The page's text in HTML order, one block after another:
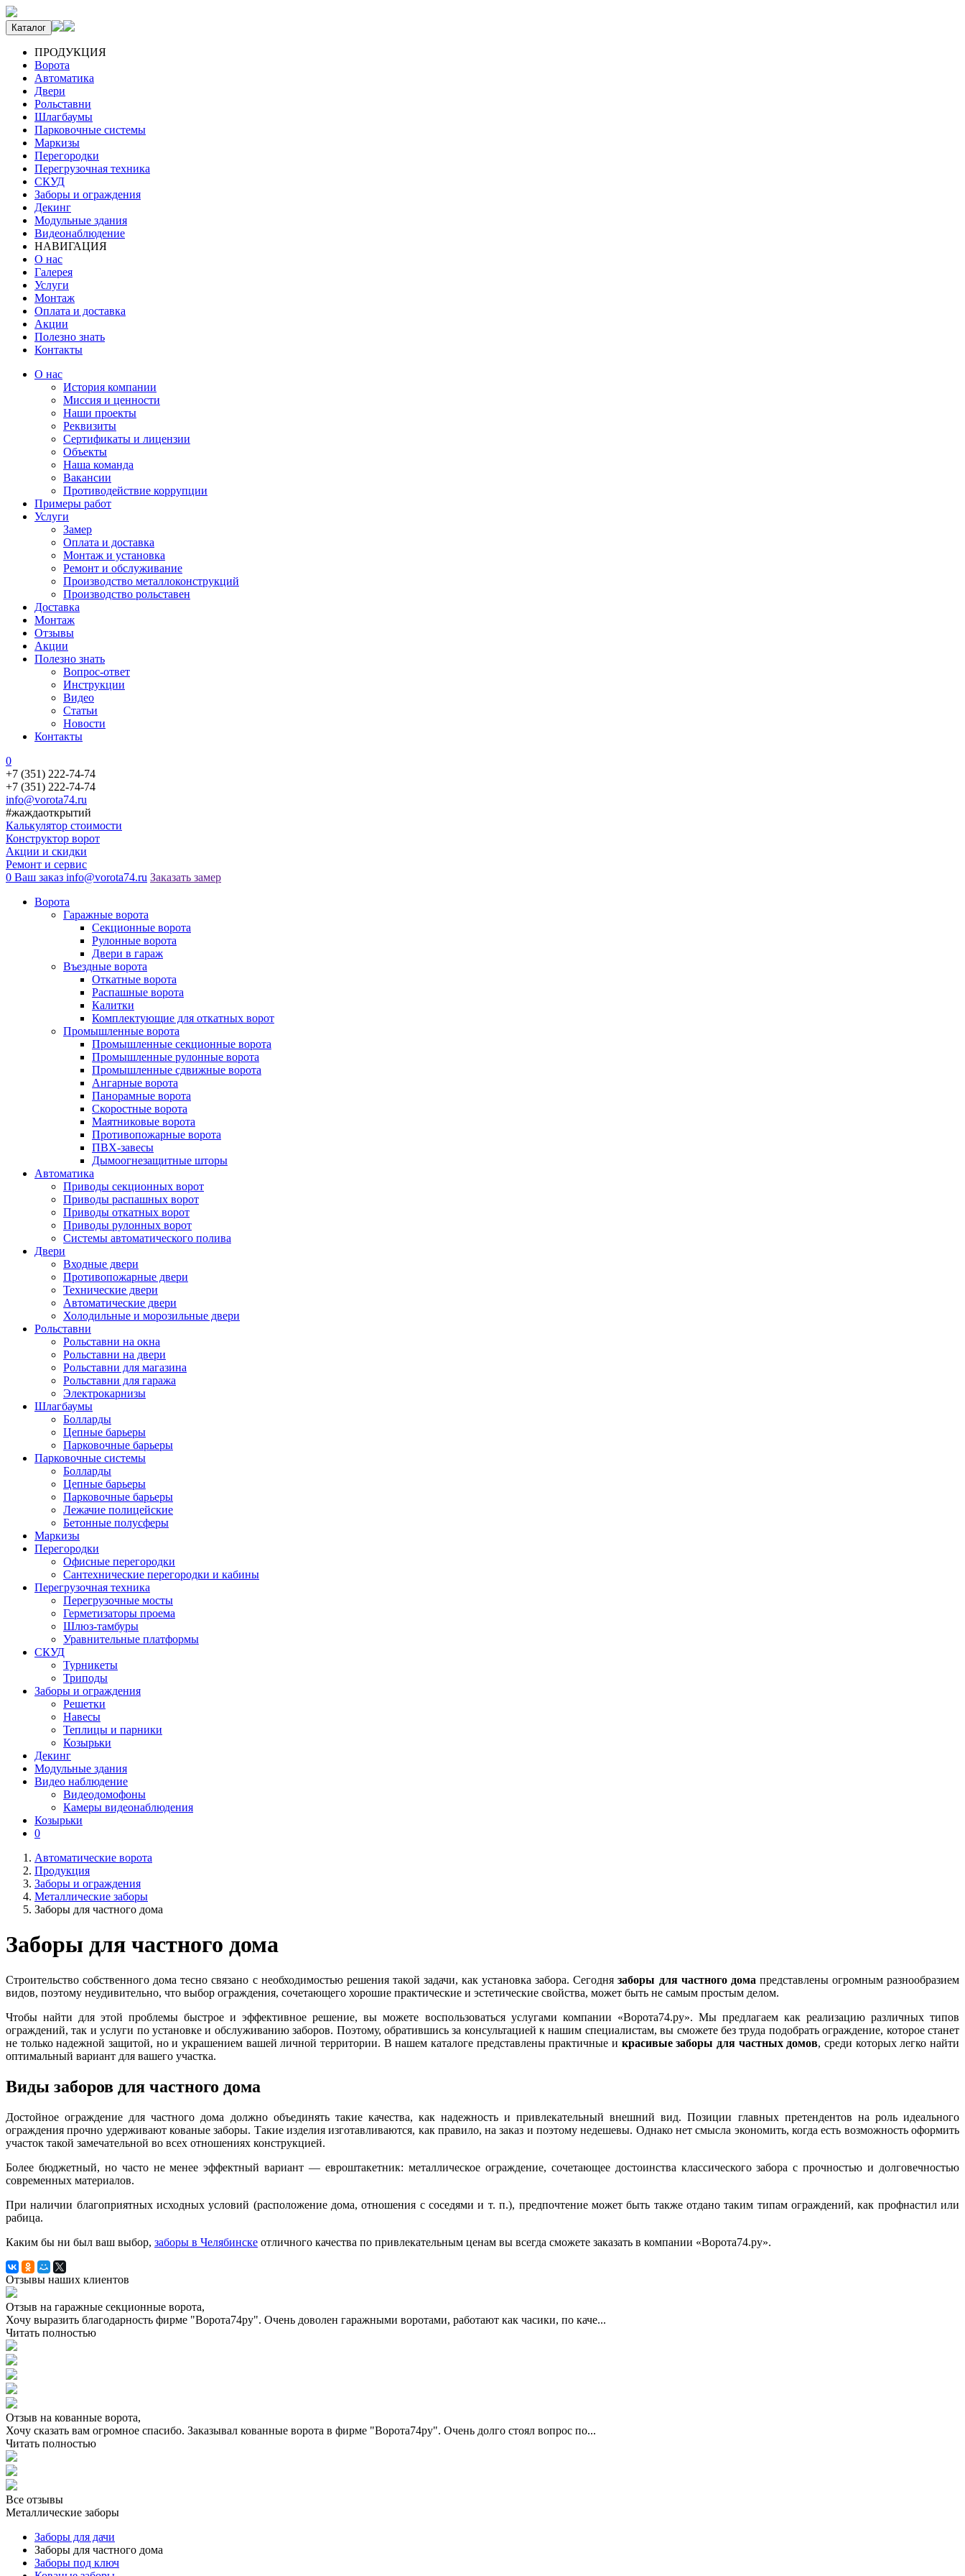
Каталог
ПРОДУКЦИЯ
Ворота
Автоматика
Двери
Рольставни
Шлагбаумы
Парковочные системы
Маркизы
Перегородки
Перегрузочная техника
СКУД
Заборы и ограждения
Декинг
Модульные здания
Видеонаблюдение
НАВИГАЦИЯ
О нас
Галерея
Услуги
Монтаж
Оплата и доставка
Акции
Полезно знать
Контакты
О нас
История компании
Миссия и ценности
Наши проекты
Реквизиты
Сертификаты и лицензии
Объекты
Наша команда
Вакансии
Противодействие коррупции
Примеры работ
Услуги
Замер
Оплата и доставка
Монтаж и установка
Ремонт и обслуживание
Производство металлоконструкций
Производство рольставен
Доставка
Монтаж
Отзывы
Акции
Полезно знать
Вопрос-ответ
Инструкции
Видео
Статьи
Новости
Контакты
0
+7 (351) 222-74-74
+7 (351) 222-74-74
info@vorota74.ru
#жаждаоткрытий
Калькулятор стоимости
Конструктор ворот
Акции и скидки
Ремонт и сервис
0 Ваш заказ info@vorota74.ru Заказать замер
Ворота
Гаражные ворота
Секционные ворота
Рулонные ворота
Двери в гараж
Въездные ворота
Откатные ворота
Распашные ворота
Калитки
Комплектующие для откатных ворот
Промышленные ворота
Промышленные секционные ворота
Промышленные рулонные ворота
Промышленные сдвижные ворота
Ангарные ворота
Панорамные ворота
Скоростные ворота
Маятниковые ворота
Противопожарные ворота
ПВХ-завесы
Дымоогнезащитные шторы
Автоматика
Приводы секционных ворот
Приводы распашных ворот
Приводы откатных ворот
Приводы рулонных ворот
Системы автоматического полива
Двери
Входные двери
Противопожарные двери
Технические двери
Автоматические двери
Холодильные и морозильные двери
Рольставни
Рольставни на окна
Рольставни на двери
Рольставни для магазина
Рольставни для гаража
Электрокарнизы
Шлагбаумы
Болларды
Цепные барьеры
Парковочные барьеры
Парковочные системы
Болларды
Цепные барьеры
Парковочные барьеры
Лежачие полицейские
Бетонные полусферы
Маркизы
Перегородки
Офисные перегородки
Сантехнические перегородки и кабины
Перегрузочная техника
Перегрузочные мосты
Герметизаторы проема
Шлюз-тамбуры
Уравнительные платформы
СКУД
Турникеты
Триподы
Заборы и ограждения
Решетки
Навесы
Теплицы и парники
Козырьки
Декинг
Модульные здания
Видео наблюдение
Видеодомофоны
Камеры видеонаблюдения
Козырьки
0
Автоматические ворота
Продукция
Заборы и ограждения
Металлические заборы
Заборы для частного дома
Заборы для частного дома
Строительство собственного дома тесно связано с необходимостью решения такой задачи, как установка забора. Сегоднязаборы для частного дома представлены огромным разнообразием
видов, поэтому неудивительно, что выбор ограждения, сочетающего хорошие практические и эстетические свойства, может быть не самым простым делом.
Чтобы найти для этой проблемы быстрое и эффективное решение, вы можете воспользоваться услугами компании «Ворота74.ру». Мы предлагаем как реализацию различных типов
ограждений, так и услуги по установке и обслуживанию заборов. Поэтому, обратившись за консультацией к нашим специалистам, вы сможете без труда подобрать ограждение, которое станет
не только надежной защитой, но и украшением вашей личной территории. В нашем каталоге представлены практичные и красивые заборы для частных домов, среди которых легко найти
оптимальный вариант для вашего участка.
Виды заборов для частного дома
Достойное ограждение для частного дома должно объединять такие качества, как надежность и привлекательный внешний вид. Позиции главных претендентов на роль идеального
ограждения прочно удерживают кованые заборы. Такие изделия изготавливаются, как правило, на заказ и поэтому недешевы. Однако нет смысла экономить, когда есть возможность оформить
участок такой замечательной во всех отношениях конструкцией.
Более бюджетный, но часто не менее эффектный вариант — евроштакетник: металлическое ограждение, сочетающее достоинства классического забора с прочностью и долговечностью
современных материалов.
При наличии благоприятных исходных условий (расположение дома, отношения с соседями и т. п.), предпочтение может быть также отдано таким типам ограждений, как профнастил или
рабица.
Каким бы ни был ваш выбор, заборы в Челябинске отличного качества по привлекательным ценам вы всегда сможете заказать в компании «Ворота74.ру».
Отзывы наших клиентов
Отзыв на гаражные секционные ворота,
Хочу выразить благодарность фирме "Ворота74ру". Очень доволен гаражными воротами, работают как часики, по каче...
Читать полностью
Отзыв на кованные ворота,
Хочу сказать вам огромное спасибо. Заказывал кованные ворота в фирме "Ворота74ру". Очень долго стоял вопрос по...
Читать полностью
Все отзывы
Металлические заборы
Заборы для дачи
Заборы для частного дома
Заборы под ключ